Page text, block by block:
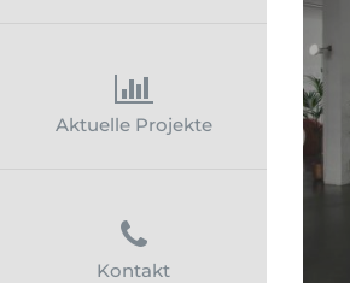
Aktuelle Projekte
Kontakt